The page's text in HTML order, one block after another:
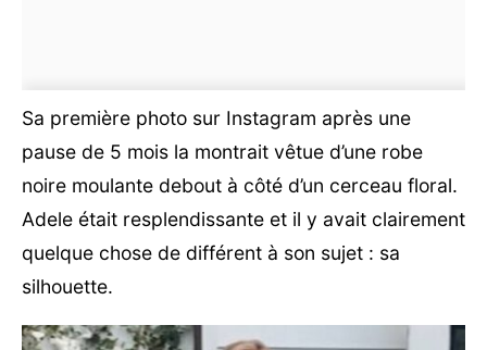
Sa première photo sur Instagram après une
pause de 5 mois la montrait vêtue d’une robe
noire moulante debout à côté d’un cerceau floral.
Adele était resplendissante et il y avait clairement
quelque chose de différent à son sujet : sa
silhouette.